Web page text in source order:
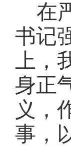
在
书记
上
身正
义，
事，